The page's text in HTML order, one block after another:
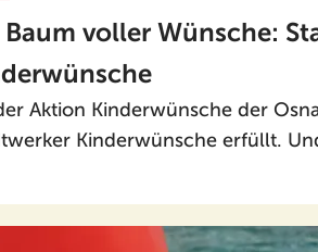
Baum voller Wünsche:
Aktion Kinderwünsche der
Kinderwünsche erfüllt.